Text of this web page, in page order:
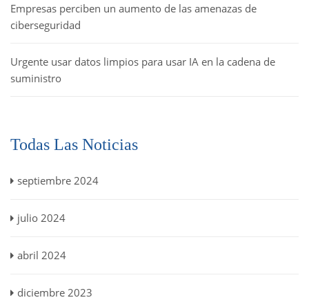
Empresas perciben un aumento de las amenazas de
ciberseguridad
Urgente usar datos limpios para usar IA en la cadena de
suministro
Todas Las Noticias
septiembre 2024
julio 2024
abril 2024
diciembre 2023